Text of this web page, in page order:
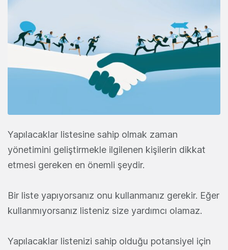
Yapılacaklar listesine sahip olmak zaman
yönetimini geliştirmekle ilgilenen kişilerin dikkat
etmesi gereken en önemli şeydir.
Bir liste yapıyorsanız onu kullanmanız gerekir. Eğer
kullanmıyorsanız listeniz size yardımcı olamaz.
Yapılacaklar listenizi sahip olduğu potansiyel için